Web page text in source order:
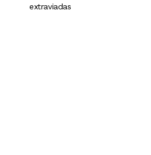
extraviadas